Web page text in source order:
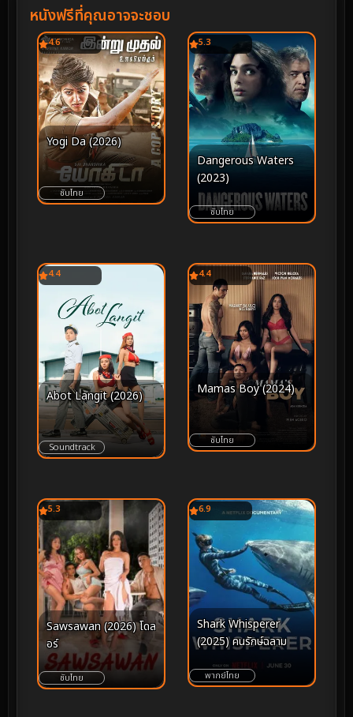
หนังฟรีที่คุณอาจจะชอบ
4.6
Yogi Da (2026)
ซับไทย
5.3
Dangerous Waters
(2023)
ซับไทย
4.4
Abot Langit (2026)
Soundtrack
4.4
Mamas Boy (2024)
ซับไทย
5.3
Sawsawan (2026) โดล
อร์
ซับไทย
6.9
Shark Whisperer
(2025) คนรักษ์ฉลาม
พากย์ไทย